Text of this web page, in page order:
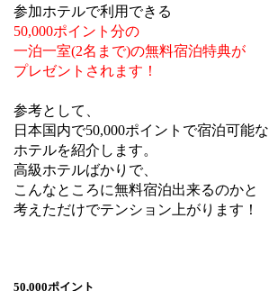
参加ホテルで利用できる
50,000ポイント分の
一泊一室(2名まで)の無料宿泊特典が
プレゼントされます！
参考として、
日本国内で50,000ポイントで宿泊可能な
ホテルを紹介します。
高級ホテルばかりで、
こんなところに無料宿泊出来るのかと
考えただけでテンション上がります！
50,000ポイント